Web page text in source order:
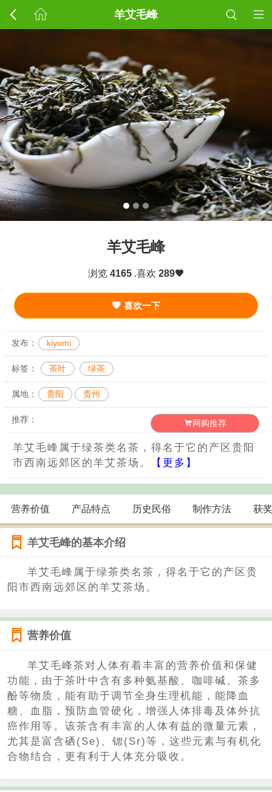
羊艾毛峰
羊艾毛峰
浏览 4165.喜欢 289
喜欢一下
发布： kiyomi
标签： 茶叶 绿茶
属地： 贵阳 贵州
推荐： 网购推荐
羊艾毛峰属于绿茶类名茶，得名于它的产区贵阳
市西南远郊区的羊艾茶场。
【更多】
营养价值 产品特点 历史民俗 制作方法 获
羊艾毛峰的基本介绍
羊艾毛峰属于绿茶类名茶，得名于它的产区贵
阳市西南远郊区的羊艾茶场。
营养价值
羊艾毛峰茶对人体有着丰富的营养价值和保健
功能，由于茶叶中含有多种氨基酸、咖啡碱、茶多
酚等物质，能有助于调节全身生理机能，能降血
糖、血脂，预防血管硬化，增强人体排毒及体外抗
癌作用等。该茶含有丰富的人体有益的微量元素，
尤其是富含硒(Se)、锶(Sr)等，这些元素与有机化
合物结合，更有利于人体充分吸收。